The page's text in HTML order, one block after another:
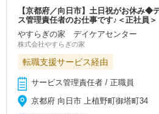
【京都府／向日市】土日祝がお休み◆
ス管理責任者のお仕事です♪＜正社員＞
やすらぎの家 デイケアセンター
株式会社やすらぎの家
転職支援サービス経由
サービス管理責任者 / 正職員
京都府 向日市 上植野町御塔町34